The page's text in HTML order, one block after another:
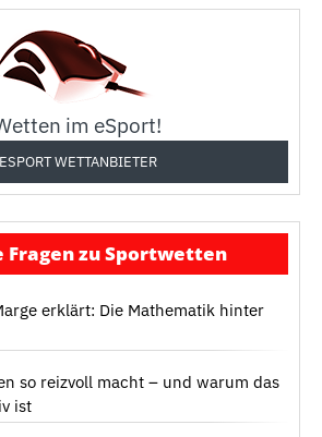
im eSport!
ESPORT WETTANBIETER
Fragen zu Sportwetten
erklärt: Die Mathematik hinter
so reizvoll macht – und warum das
ist